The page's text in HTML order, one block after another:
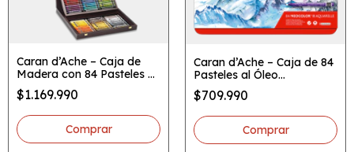
Caran d’Ache – Caja de
Madera con 84 Pasteles al
Óleo Acuarelables
NEOCOLOR™ II
$1.169.990
Caran d’Ache – Caja de 84
Pasteles al Óleo
Acuarelables
NEOCOLOR™ II
$709.990